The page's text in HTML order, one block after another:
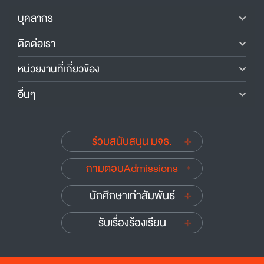
บุคลากร
ติดต่อเรา
หน่วยงานที่เกี่ยวข้อง
อื่นๆ
ร่วมสนับสนุน มจธ.
ถามตอบAdmissions
นักศึกษาเก่าสัมพันธ์
รับเรื่องร้องเรียน